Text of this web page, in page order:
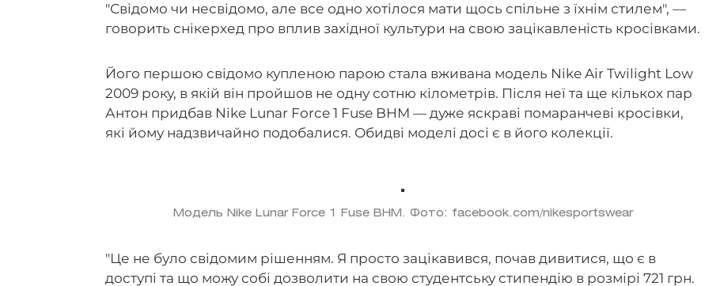
"Свідомо чи несвідомо, але все одно хотілося мати щось спільне з їхнім стилем", —
говорить снікерхед про вплив західної культури на свою зацікавленість кросівками.
Його першою свідомо купленою парою стала вживана модель Nike Air Twilight Low
2009 року, в якій він пройшов не одну сотню кілометрів. Після неї та ще кількох пар
Антон придбав Nike Lunar Force 1 Fuse BHM — дуже яскраві помаранчеві кросівки,
які йому надзвичайно подобалися. Обидві моделі досі є в його колекції.
Модель Nike Lunar Force 1 Fuse BHM. Фото: facebook.com/nikesportswear
"Це не було свідомим рішенням. Я просто зацікавився, почав дивитися, що є в
доступі та що можу собі дозволити на свою студентську стипендію в розмірі 721 грн.